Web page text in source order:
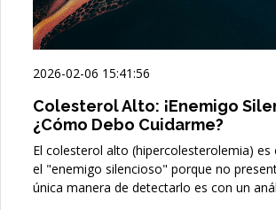
2026-02-06 15:41:56
Colesterol Alto: ¡Enemigo
¿Cómo Debo Cuidarme?
El colesterol alto (hipercolesterolemia)
el "enemigo silencioso" porque no
única manera de detectarlo es con un